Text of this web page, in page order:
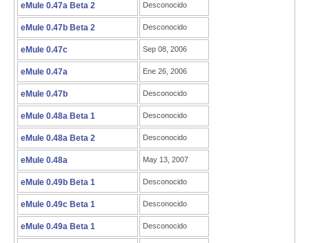
eMule 0.47a Beta 2 Desconocido
eMule 0.47b Beta 2 Desconocido
eMule 0.47c Sep 08, 2006
eMule 0.47a Ene 26, 2006
eMule 0.47b Desconocido
eMule 0.48a Beta 1 Desconocido
eMule 0.48a Beta 2 Desconocido
eMule 0.48a May 13, 2007
eMule 0.49b Beta 1 Desconocido
eMule 0.49c Beta 1 Desconocido
eMule 0.49a Beta 1 Desconocido